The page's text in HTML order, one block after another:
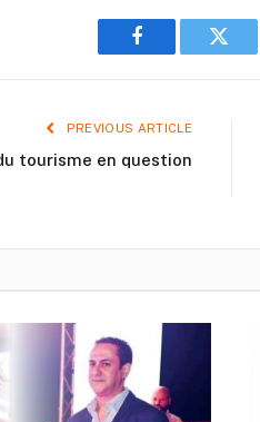
Facebook
PREVIOUS ARTICLE
tourisme en question